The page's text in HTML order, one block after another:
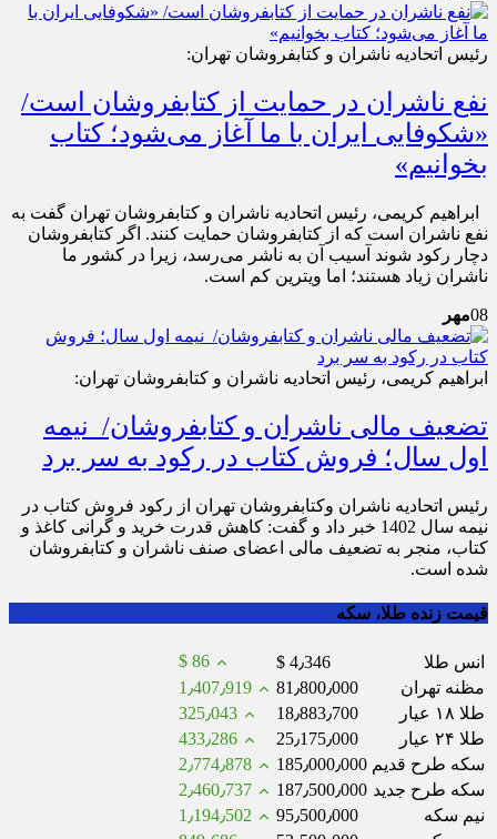
رئیس اتحادیه ناشران و کتابفروشان تهران:
نفع ناشران در حمایت از کتابفروشان است/
«شکوفایی ایران با ما آغاز می‌شود؛ کتاب
بخوانیم»
ابراهیم کریمی، رئیس اتحادیه ناشران و کتابفروشان تهران گفت به
نفع ناشران است که از کتابفروشان حمایت کنند. اگر کتابفروشان
دچار رکود شوند آسیب آن به ناشر می‌رسد، زیرا در کشور ما
ناشران زیاد هستند؛ اما ویترین کم است.
08مهر
ابراهیم کریمی، رئیس اتحادیه ناشران و کتابفروشان تهران:
تضعیف مالی ناشران و کتابفروشان/ نیمه
اول سال؛ فروش کتاب در رکود به سر برد
رئیس اتحادیه ناشران وکتابفروشان تهران از رکود فروش کتاب در
نیمه سال 1402 خبر داد و گفت: کاهش قدرت خرید و گرانی کاغذ و
کتاب، منجر به تضعیف مالی اعضای صنف ناشران و کتابفروشان
شده است.
قیمت زنده طلا، سکه
انس طلا $ 4٫346
$ 86
مظنه تهران
81٫800٫000
1٫407٫919
طلا ۱۸ عیار
18٫883٫700
325٫043
طلا ۲۴ عیار
25٫175٫000
433٫286
سکه طرح قدیم 185٫000٫000
2٫774٫878
سکه طرح جدید 187٫500٫000
2٫460٫737
نیم سکه
95٫500٫000
1٫194٫502